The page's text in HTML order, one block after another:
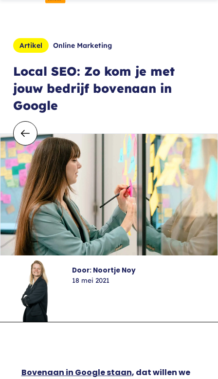
Artikel Online Marketing
Local SEO: Zo kom je met
jouw bedrijf bovenaan in
Google
Door: Noortje Noy
18 mei 2021
Bovenaan in Google staan, dat willen we